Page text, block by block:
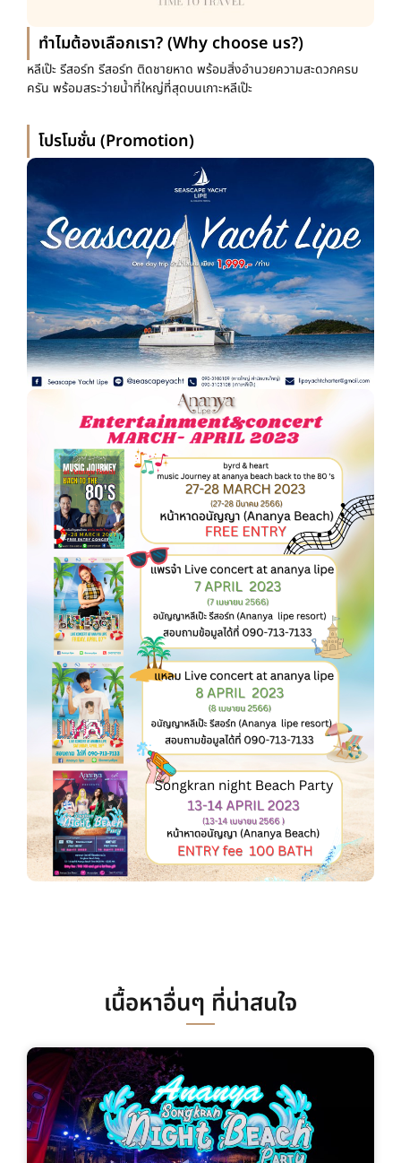
ทำไมต้องเลือกเรา? (Why choose us?)
หลีเป๊ะ รีสอร์ท รีสอร์ท ติดชายหาด พร้อมสิ่งอำนวยความสะดวกครบ
ครัน พร้อมสระว่ายน้ำที่ใหญ่ที่สุดบนเกาะหลีเป๊ะ
โปรโมชั่น (Promotion)
เนื้อหาอื่นๆ ที่น่าสนใจ